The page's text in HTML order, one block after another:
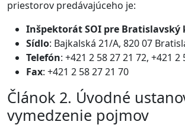
priestorov predávajúceho je:
Inšpektorát SOI pre Bratislavský
Sídlo: Bajkalská 21/A, 820 07
Telefón: +421 2 58 27 21 72, +421 2
Fax: +421 2 58 27 21 70
Článok 2. Úvodné
vymedzenie pojmov